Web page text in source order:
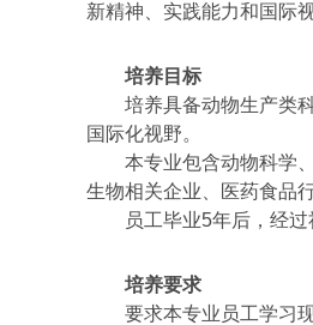
新精神、实践能力和国际
培养目标
培养具备动物生产类
国际化视野。
本专业包含动物科学
生物相关企业、医药食品
员工毕业5年后，经过
培养要求
要求本专业员工学习